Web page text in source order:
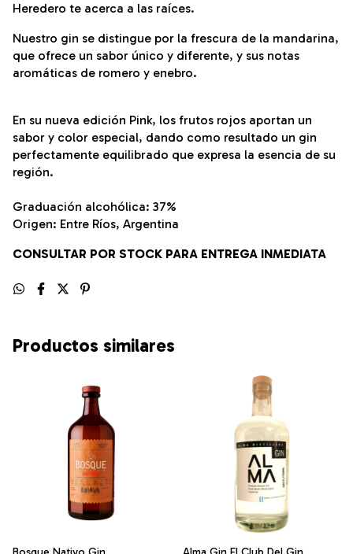
Heredero te acerca a las raíces.
Nuestro gin se distingue por la frescura de la mandarina,
que ofrece un sabor único y diferente, y sus notas
aromáticas de romero y enebro.
En su nueva edición Pink, los frutos rojos aportan un
sabor y color especial, dando como resultado un gin
perfectamente equilibrado que expresa la esencia de su
región.
Graduación alcohólica: 37%
Origen: Entre Ríos, Argentina
CONSULTAR POR STOCK PARA ENTREGA INMEDIATA
Productos similares